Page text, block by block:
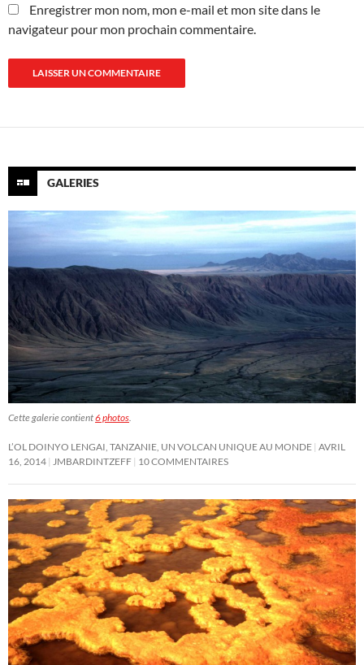
Enregistrer mon nom, mon e-mail et mon site dans le
navigateur pour mon prochain commentaire.
GALERIES
Cette galerie contient6 photos
L’OL DOINYO LENGAI, TANZANIE, UN VOLCAN UNIQUE AU MONDE AVRIL
16, 2014
JMBARDINTZEFF 10 COMMENTAIRES